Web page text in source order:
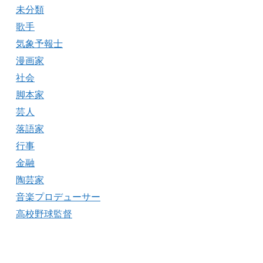
未分類
歌手
気象予報士
漫画家
社会
脚本家
芸人
落語家
行事
金融
陶芸家
音楽プロデューサー
高校野球監督